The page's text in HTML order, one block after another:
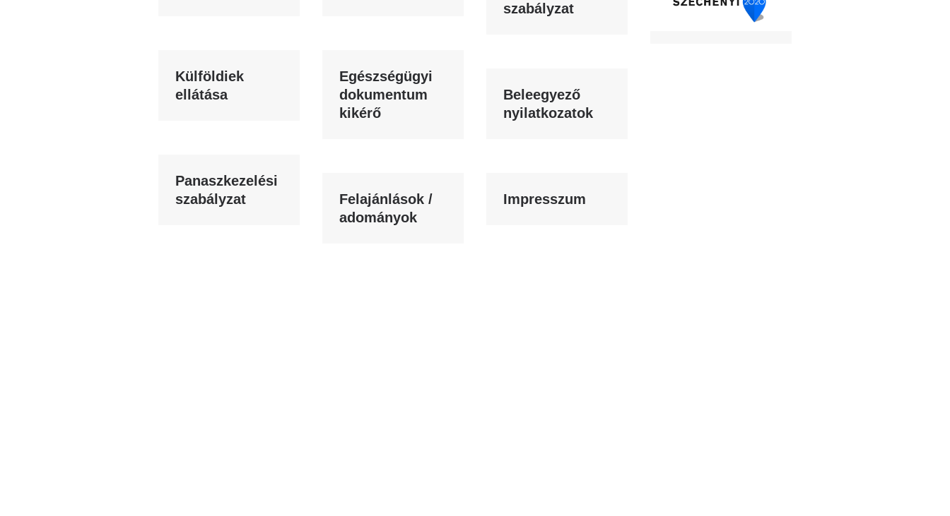
Külföldiek
ellátása
Panaszkezelési
szabályzat
Egészségügyi
dokumentum
kikérő
Felajánlások /
adományok
szabályzat
Beleegyező
nyilatkozatok
Impresszum